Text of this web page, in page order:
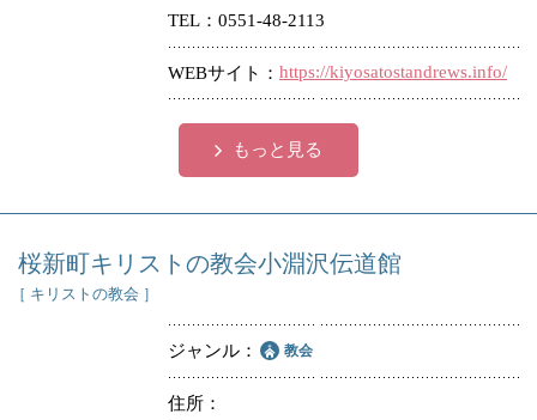
TEL 0551-48-2113
WEBサイト https://kiyosatostandrews.info/
もっと見る
桜新町キリストの教会小淵沢伝道館
［ キリストの教会 ］
ジャンル 教会
住所